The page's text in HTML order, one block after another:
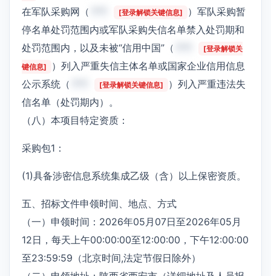
在军队采购网（
[登录解锁关键信息]
）军队采购暂
停名单处罚范围内或军队采购失信名单禁入处罚期和
处罚范围内，以及未被“信用中国”（
[登录解锁关
键信息]
）列入严重失信主体名单或国家企业信用信息
公示系统（
[登录解锁关键信息]
）列入严重违法失
信名单（处罚期内）。
（八）本项目特定资质：
采购包1：
(1)具备涉密信息系统集成乙级（含）以上保密资质。
五、招标文件申领时间、地点、方式
（一）申领时间：2026年05月07日至2026年05月
12日，每天上午00:00:00至12:00:00，下午12:00:00
至23:59:59（北京时间,法定节假日除外）